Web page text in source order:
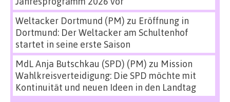
Weltacker Dortmund (PM) zu Eröffnung in
Dortmund: Der Weltacker am Schultenhof
startet in seine erste Saison
MdL Anja Butschkau (SPD) (PM) zu Mission
Wahlkreisverteidigung: Die SPD möchte mit
Kontinuität und neuen Ideen in den Landtag